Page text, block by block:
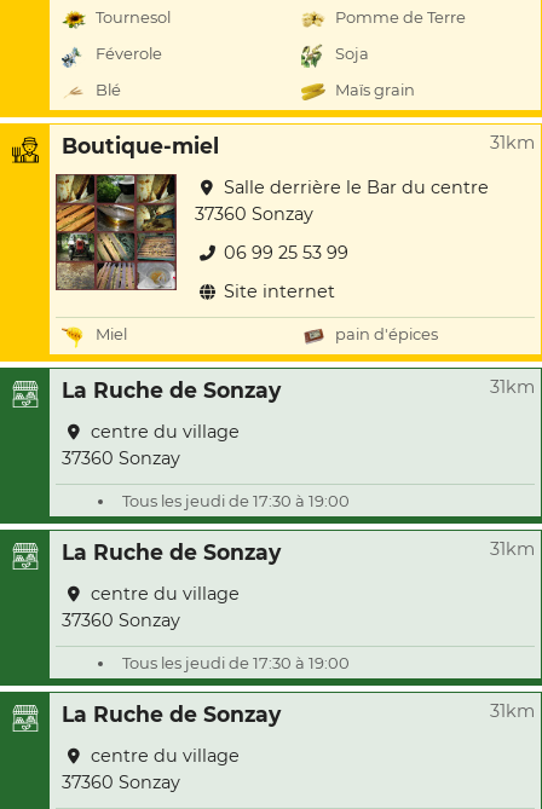
Tournesol
Pomme de Terre
Féverole
Soja
Blé
Maïs grain
Boutique-miel 31km
Salle derrière le Bar du centre
37360 Sonzay
06 99 25 53 99
Site internet
Miel pain d'épices
La Ruche de Sonzay 31km
centre du village
37360 Sonzay
Tous les jeudi de 17:30 à 19:00
La Ruche de Sonzay 31km
centre du village
37360 Sonzay
Tous les jeudi de 17:30 à 19:00
La Ruche de Sonzay 31km
centre du village
37360 Sonzay